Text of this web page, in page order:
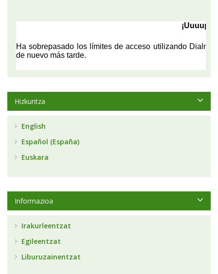
Hizkuntza
English
Español (España)
Euskara
Informazioa
Irakurleentzat
Egileentzat
Liburuzainentzat